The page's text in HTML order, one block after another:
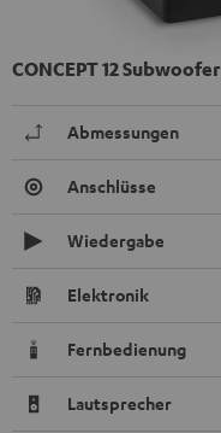
CONCEPT 12 Subwoofer
Abmessungen
Anschlüsse
Wiedergabe
Elektronik
Fernbedienung
Lautsprecher